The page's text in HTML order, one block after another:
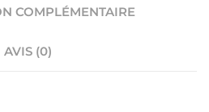
COMPLÉMENTAIRE
AVIS (0)